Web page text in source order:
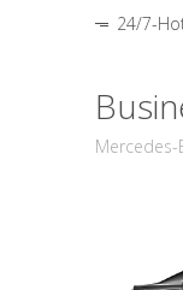
24/7-
Mercedes-